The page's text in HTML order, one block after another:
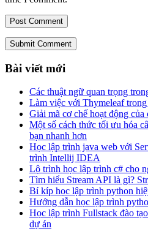
Submit Comment
Bài viết mới
Các thuật ngữ quan trọng
Làm việc với Thymeleaf
Giải mã cơ chế hoạt động
Một số cách thức tối ưu hóa
bạn nhanh hơn
Học lập trình java web với
trình Intellij IDEA
Lộ trình học lập trình c# cho
Tìm hiểu Stream API là gì?
Bí kíp học lập trình python
Hướng dẫn học lập trình
Học lập trình Fullstack đào
dự án